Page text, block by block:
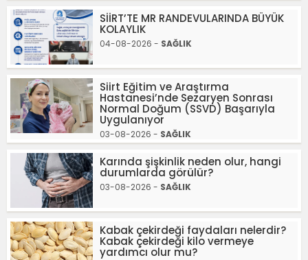
SİİRT’TE MR RANDEVULARINDA BÜYÜK
KOLAYLIK
04-08-2026 - SAĞLIK
Siirt Eğitim ve Araştırma
Hastanesi’nde Sezaryen Sonrası
Normal Doğum (SSVD) Başarıyla
Uygulanıyor
03-08-2026 - SAĞLIK
Karında şişkinlik neden olur, hangi
durumlarda görülür?
03-08-2026 - SAĞLIK
Kabak çekirdeği faydaları nelerdir?
Kabak çekirdeği kilo vermeye
yardımcı olur mu?